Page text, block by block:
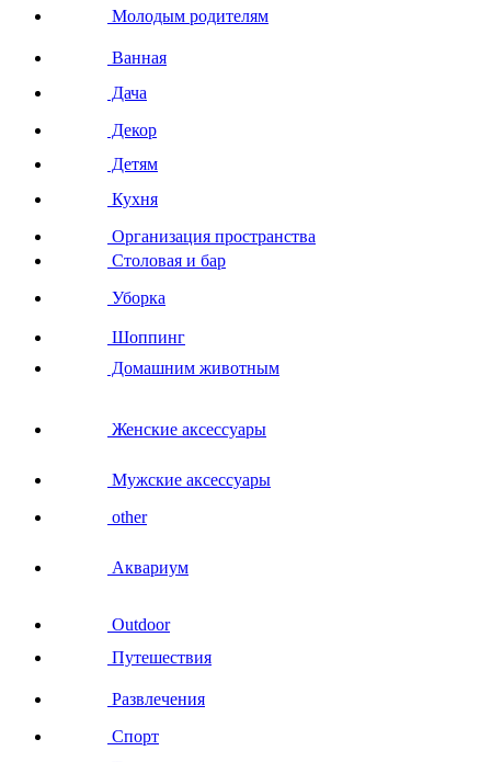
Молодым родителям
Ванная
Дача
Декор
Детям
Кухня
Организация пространства
Столовая и бар
Уборка
Шоппинг
Домашним животным
Женские аксессуары
Мужские аксессуары
other
Аквариум
Outdoor
Путешествия
Развлечения
Спорт